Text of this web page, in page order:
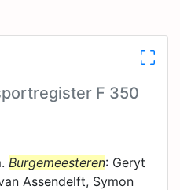
F 350
Burgemeesteren: Geryt
Assendelft, Symon